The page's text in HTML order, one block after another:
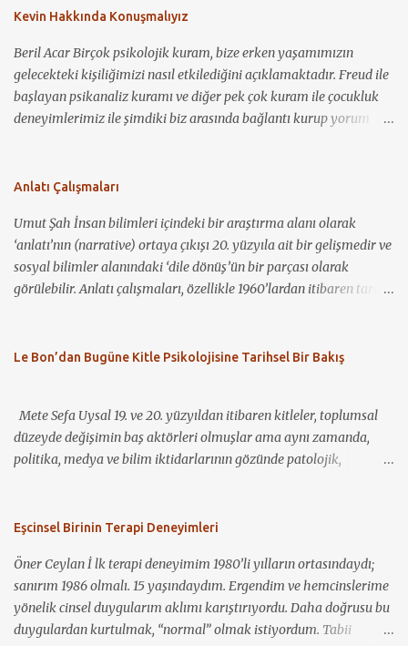
Kevin Hakkında Konuşmalıyız
Beril Acar Birçok psikolojik kuram, bize erken yaşamımızın
gelecekteki kişiliğimizi nasıl etkilediğini açıklamaktadır. Freud ile
başlayan psikanaliz kuramı ve diğer pek çok kuram ile çocukluk
deneyimlerimiz ile şimdiki biz arasında bağlantı kurup yorum
dönüşebildiğini, annelik kavramının toplum için ne demek
kullanılabileceğini görüyoruz. Birçok coğrafyada, çocuğa bakım
veren birincil kişinin anne olması gerektiği, anneliğin kutsallığı ve
bunun bir zorunlulukmuş gibi algılanması yadsınamaz bir gerçek.
Öte yandan, çocuk sahibi olmaya hazır hissetmeyen anne
ne yazık ki sıklıkla karşılaştığımız durumlardan. Filmdeki
Anlatı Çalışmaları
Umut Şah İnsan bilimleri içindeki bir araştırma alanı olarak
‘anlatı’nın (narrative) ortaya çıkışı 20. yüzyıla ait bir gelişmedir ve
sosyal bilimler alanındaki ‘dile dönüş’ün bir parçası olarak
görülebilir. Anlatı çalışmaları, özellikle 1960’lardan itibaren tarih,
disiplinler arası bir çalışma alanı hâline gelmiştir (Riessman ve
böylece geniş bir araştırma külliyatı ortaya çıkmıştır. Bununla
birlikte, bu kadar geniş bir alana yönelik yetkin bir inceleme
yapmanın güçlüğü dikkate alınarak, bu yazıda alanın
terimi farklı disiplinler tarafından çeşitli anlamlarda
Le Bon’dan Bugüne Kitle Psikolojisine Tarihsel Bir Bakış
Mete Sefa Uysal 19. ve 20. yüzyıldan itibaren kitleler, toplumsal
düzeyde değişimin baş aktörleri olmuşlar ama aynı zamanda,
politika, medya ve bilim iktidarlarının gözünde patolojik,
bakış açısından harek...
Eşcinsel Birinin Terapi Deneyimleri
Öner Ceylan İ lk terapi deneyimim 1980’li yılların ortasındaydı;
sanırım 1986 olmalı. 15 yaşındaydım. Ergendim ve hemcinslerime
yönelik cinsel duygularım aklımı karıştırıyordu. Daha doğrusu bu
duygulardan kurtulmak, “normal” olmak istiyordum. Tabii